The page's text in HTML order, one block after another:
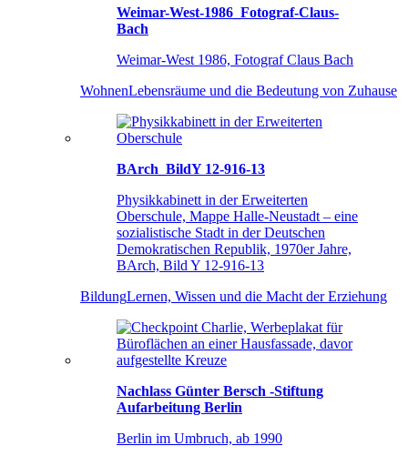
Weimar-West-1986_Fotograf-Claus-
Bach
Weimar-West 1986, Fotograf Claus Bach
WohnenLebensräume und die Bedeutung von Zuhause
BArch_BildY 12-916-13
Physikkabinett in der Erweiterten
Oberschule, Mappe Halle-Neustadt – eine
sozialistische Stadt in der Deutschen
Demokratischen Republik, 1970er Jahre,
BArch, Bild Y 12-916-13
BildungLernen, Wissen und die Macht der Erziehung
Nachlass Günter Bersch -Stiftung
Aufarbeitung Berlin
Berlin im Umbruch, ab 1990